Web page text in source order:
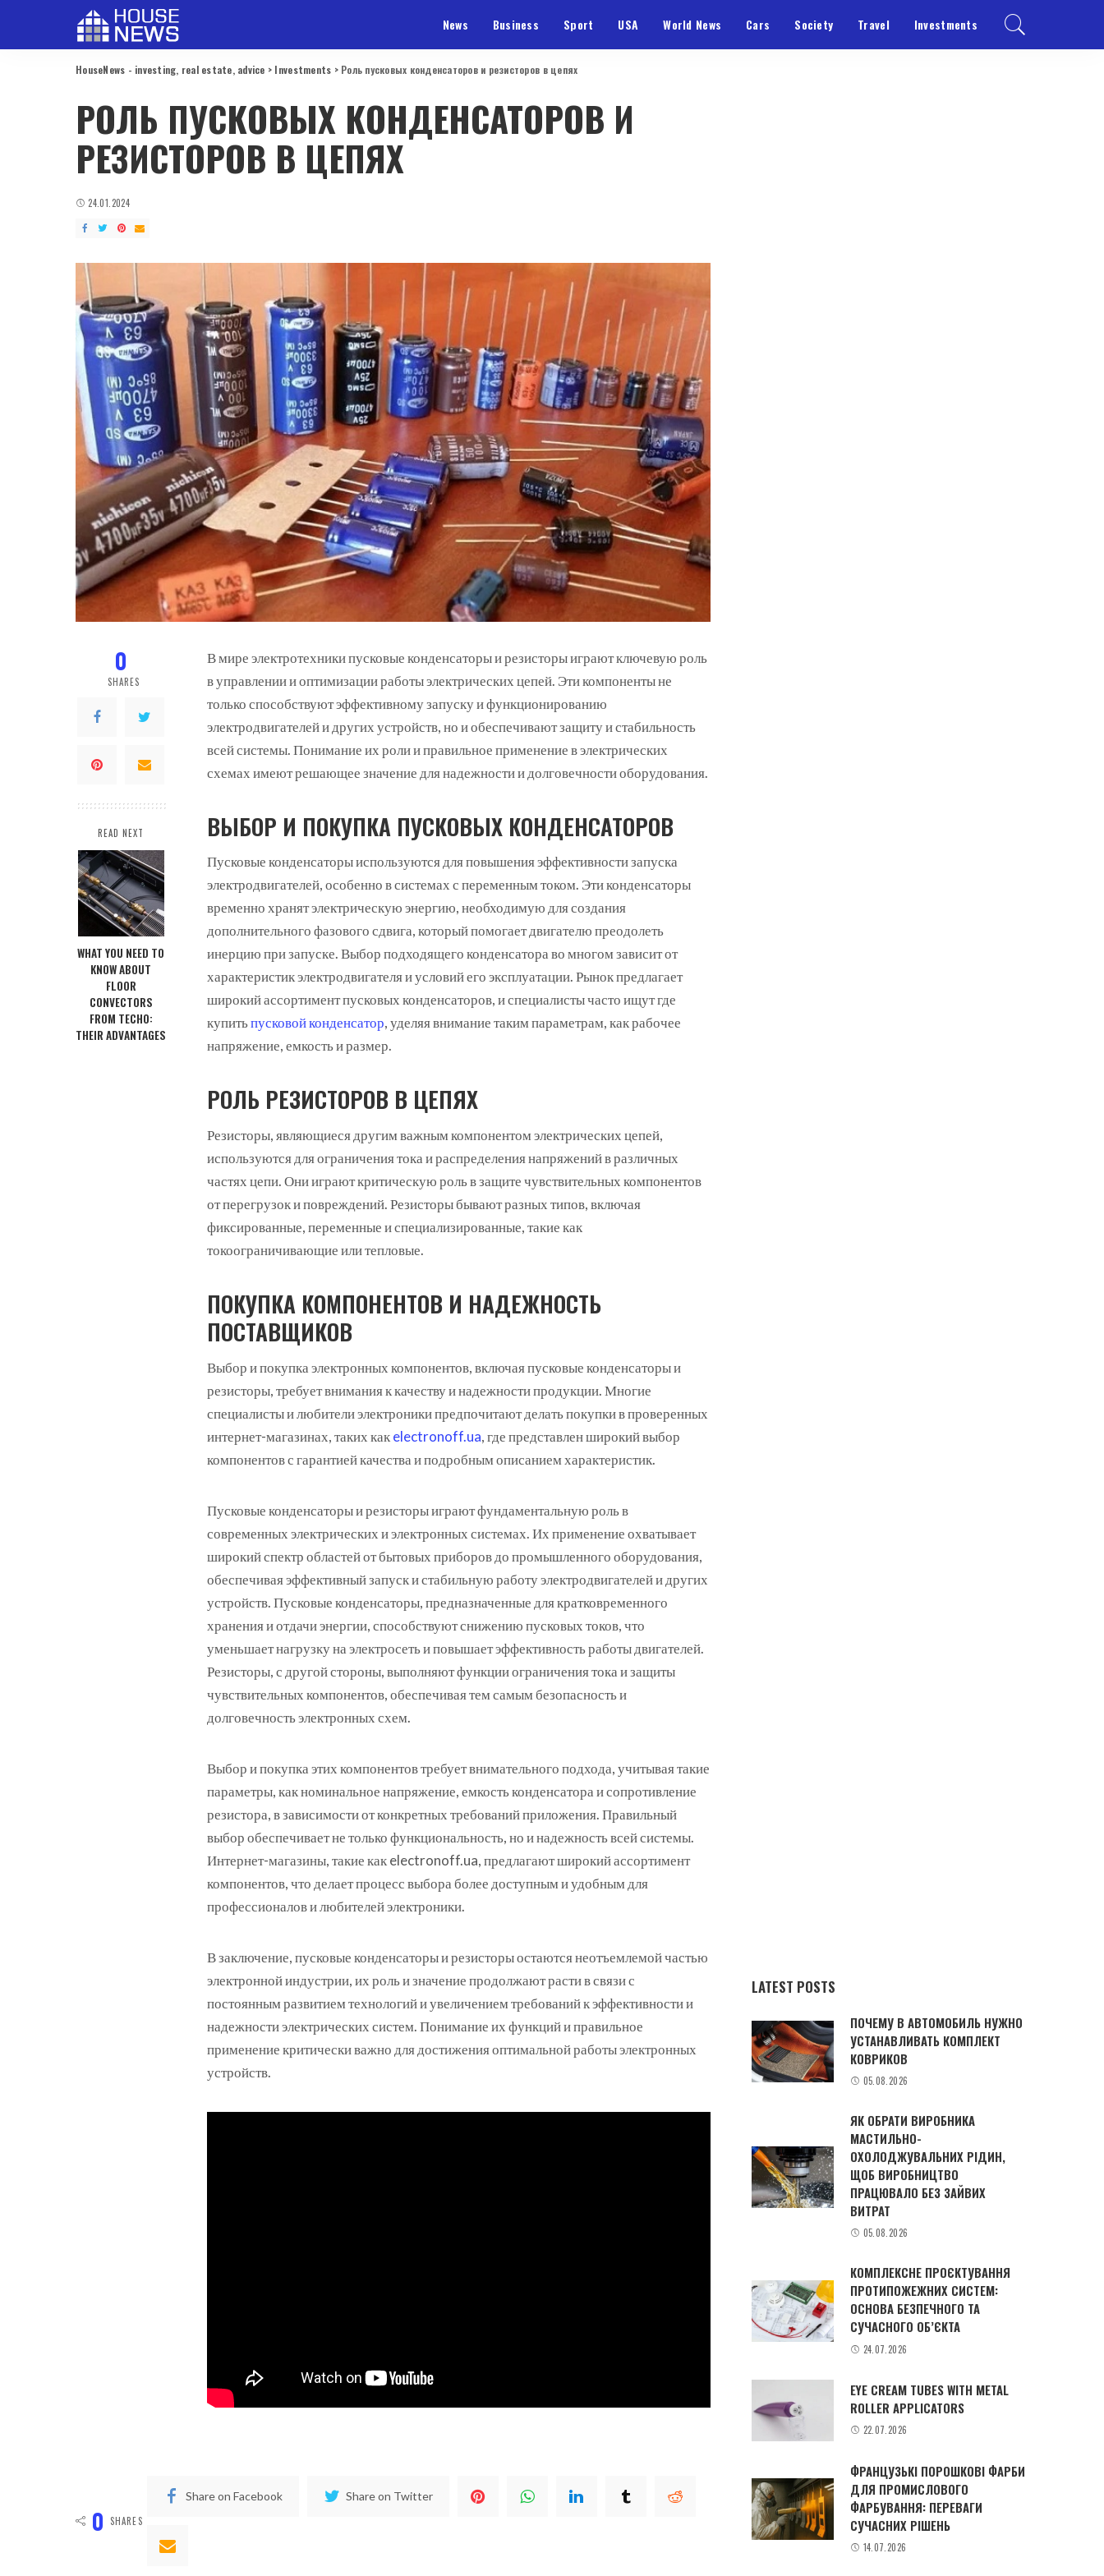
News Business Sport USA World News Cars Society Travel Investments
HouseNews - investing, real estate, advice > Investments > Роль пусковых конденсаторов и резисторов в цепях
РОЛЬ ПУСКОВЫХ КОНДЕНСАТОРОВ И
РЕЗИСТОРОВ В ЦЕПЯХ
24.01.2024
0
SHARES
READ NEXT
WHAT YOU NEED TO
KNOW ABOUT
FLOOR
CONVECTORS
FROM TECHO:
THEIR ADVANTAGES
В мире электротехники пусковые конденсаторы и резисторы играют ключевую роль
в управлении и оптимизации работы электрических цепей. Эти компоненты не
только способствуют эффективному запуску и функционированию
электродвигателей и других устройств, но и обеспечивают защиту и стабильность
всей системы. Понимание их роли и правильное применение в электрических
схемах имеют решающее значение для надежности и долговечности оборудования.
ВЫБОР И ПОКУПКА ПУСКОВЫХ КОНДЕНСАТОРОВ
Пусковые конденсаторы используются для повышения эффективности запуска
электродвигателей, особенно в системах с переменным током. Эти конденсаторы
временно хранят электрическую энергию, необходимую для создания
дополнительного фазового сдвига, который помогает двигателю преодолеть
инерцию при запуске. Выбор подходящего конденсатора во многом зависит от
характеристик электродвигателя и условий его эксплуатации. Рынок предлагает
широкий ассортимент пусковых конденсаторов, и специалисты часто ищут где
купитьпусковой конденсатор, уделяя внимание таким параметрам, как рабочее
напряжение, емкость и размер.
РОЛЬ РЕЗИСТОРОВ В ЦЕПЯХ
Резисторы, являющиеся другим важным компонентом электрических цепей,
используются для ограничения тока и распределения напряжений в различных
частях цепи. Они играют критическую роль в защите чувствительных компонентов
от перегрузок и повреждений. Резисторы бывают разных типов, включая
фиксированные, переменные и специализированные, такие как
токоограничивающие или тепловые.
ПОКУПКА КОМПОНЕНТОВ И НАДЕЖНОСТЬ
ПОСТАВЩИКОВ
Выбор и покупка электронных компонентов, включая пусковые конденсаторы и
резисторы, требует внимания к качеству и надежности продукции. Многие
специалисты и любители электроники предпочитают делать покупки в проверенных
интернет-магазинах, таких какelectronoff.ua, где представлен широкий выбор
компонентов с гарантией качества и подробным описанием характеристик.
Пусковые конденсаторы и резисторы играют фундаментальную роль в
современных электрических и электронных системах. Их применение охватывает
широкий спектр областей от бытовых приборов до промышленного оборудования,
обеспечивая эффективный запуск и стабильную работу электродвигателей и других
устройств. Пусковые конденсаторы, предназначенные для кратковременного
хранения и отдачи энергии, способствуют снижению пусковых токов, что
уменьшает нагрузку на электросеть и повышает эффективность работы двигателей.
Резисторы, с другой стороны, выполняют функции ограничения тока и защиты
чувствительных компонентов, обеспечивая тем самым безопасность и
долговечность электронных схем.
Выбор и покупка этих компонентов требует внимательного подхода, учитывая такие
параметры, как номинальное напряжение, емкость конденсатора и сопротивление
резистора, в зависимости от конкретных требований приложения. Правильный
выбор обеспечивает не только функциональность, но и надежность всей системы.
Интернет-магазины, такие как electronoff.ua, предлагают широкий ассортимент
компонентов, что делает процесс выбора более доступным и удобным для
профессионалов и любителей электроники.
В заключение, пусковые конденсаторы и резисторы остаются неотъемлемой частью
электронной индустрии, их роль и значение продолжают расти в связи с
постоянным развитием технологий и увеличением требований к эффективности и
надежности электрических систем. Понимание их функций и правильное
применение критически важно для достижения оптимальной работы электронных
устройств.
0 SHARES
Share on Facebook Share on Twitter
LATEST POSTS
ПОЧЕМУ В АВТОМОБИЛЬ НУЖНО
УСТАНАВЛИВАТЬ КОМПЛЕКТ
КОВРИКОВ
05.08.2026
ЯК ОБРАТИ ВИРОБНИКА
МАСТИЛЬНО-
ОХОЛОДЖУВАЛЬНИХ РІДИН,
ЩОБ ВИРОБНИЦТВО
ПРАЦЮВАЛО БЕЗ ЗАЙВИХ
ВИТРАТ
05.08.2026
КОМПЛЕКСНЕ ПРОЄКТУВАННЯ
ПРОТИПОЖЕЖНИХ СИСТЕМ:
ОСНОВА БЕЗПЕЧНОГО ТА
СУЧАСНОГО ОБ’ЄКТА
24.07.2026
EYE CREAM TUBES WITH METAL
ROLLER APPLICATORS
22.07.2026
ФРАНЦУЗЬКІ ПОРОШКОВІ ФАРБИ
ДЛЯ ПРОМИСЛОВОГО
ФАРБУВАННЯ: ПЕРЕВАГИ
СУЧАСНИХ РІШЕНЬ
14.07.2026